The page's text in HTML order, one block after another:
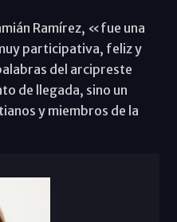
Ramírez, «fue una
participativa, feliz y
del arcipreste
de llegada, sino un
y miembros de la